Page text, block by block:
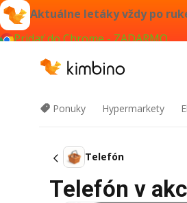
Aktuálne letáky vždy po
Pridať do Chrome - ZADARMO
Ponuky Hypermarkety
Telefón
Telefón v